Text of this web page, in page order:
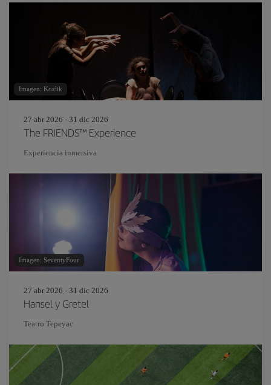
Imagen: Kozlik
27 abr 2026 - 31 dic 2026
The FRIENDS™ Experience
Experiencia inmersiva
Imagen: SeventyFour
27 abr 2026 - 31 dic 2026
Hansel y Gretel
Teatro Tepeyac